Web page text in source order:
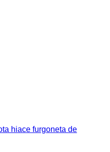
hiace furgoneta de